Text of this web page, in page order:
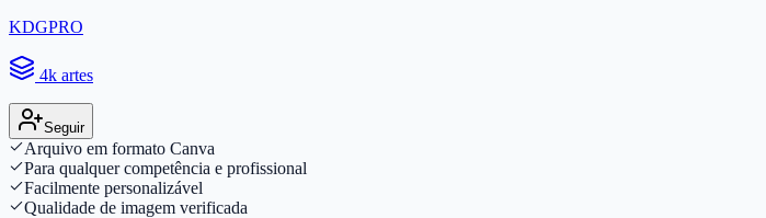
KDGPRO
4k artes
Seguir
Arquivo em formato Canva
Para qualquer competência e profissional
Facilmente personalizável
Qualidade de imagem verificada